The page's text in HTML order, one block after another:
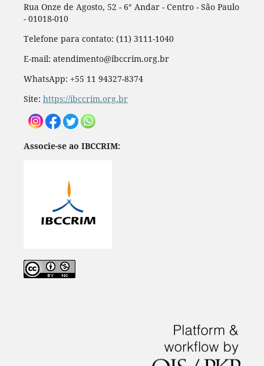
Rua Onze de Agosto, 52 - 6° Andar - Centro - São Paulo
- 01018-010
Telefone para contato: (11) 3111-1040
E-mail: atendimento@ibccrim.org.br
WhatsApp: +55 11 94327-8374
Site: https://ibccrim.org.br
Associe-se ao IBCCRIM: